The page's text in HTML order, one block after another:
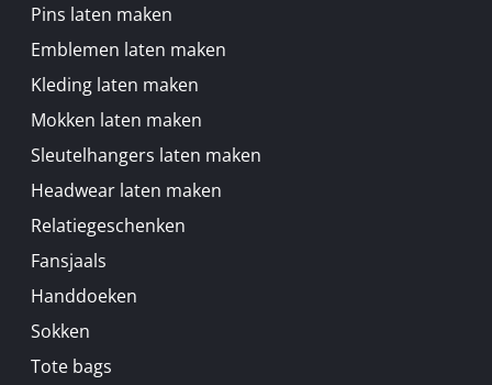
Pins laten maken
Emblemen laten maken
Kleding laten maken
Mokken laten maken
Sleutelhangers laten maken
Headwear laten maken
Relatiegeschenken
Fansjaals
Handdoeken
Sokken
Tote bags